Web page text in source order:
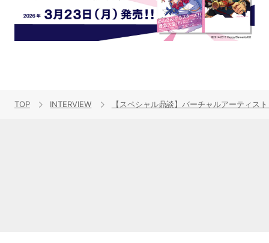
TOP INTERVIEW 【スペシャル鼎談】バーチャルアーティ